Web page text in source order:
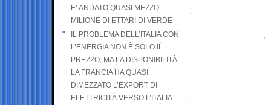
E’ ANDATO QUASI MEZZO
MILIONE DI ETTARI DI VERDE
IL PROBLEMA DELL’ITALIA CON
L’ENERGIA NON È SOLO IL
PREZZO, MA LA DISPONIBILITÀ.
LA FRANCIA HA QUASI
DIMEZZATO L’EXPORT DI
ELETTRICITÀ VERSO L’ITALIA